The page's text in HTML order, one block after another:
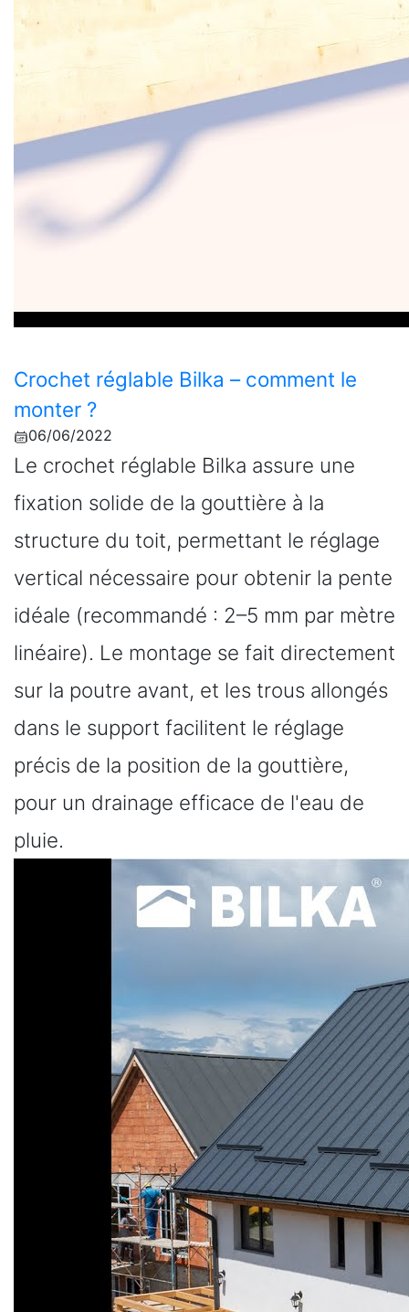
Crochet réglable Bilka – comment le
monter ?
06/06/2022
Le crochet réglable Bilka assure une
fixation solide de la gouttière à la
structure du toit, permettant le réglage
vertical nécessaire pour obtenir la pente
idéale (recommandé : 2–5 mm par mètre
linéaire). Le montage se fait directement
sur la poutre avant, et les trous allongés
dans le support facilitent le réglage
précis de la position de la gouttière,
pour un drainage efficace de l'eau de
pluie.